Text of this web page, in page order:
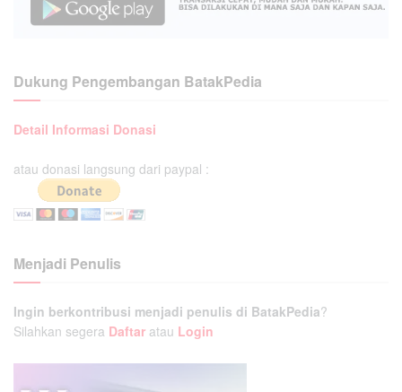
Dukung Pengembangan BatakPedia
Detail Informasi Donasi
atau donasi langsung dari paypal :
Menjadi Penulis
Ingin berkontribusi menjadi penulis di BatakPedia?
Silahkan segera Daftar atau Login